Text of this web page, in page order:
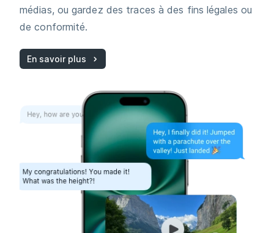
médias, ou gardez des traces à des fins légales ou
de conformité.
En savoir plus